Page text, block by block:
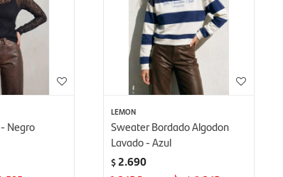
Negro
LEMON
Sweater Bordado Algodon
Lavado - Azul
$2.690